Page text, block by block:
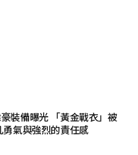
裝備曝光 「黃金戰衣」被
氣與強烈的責任感